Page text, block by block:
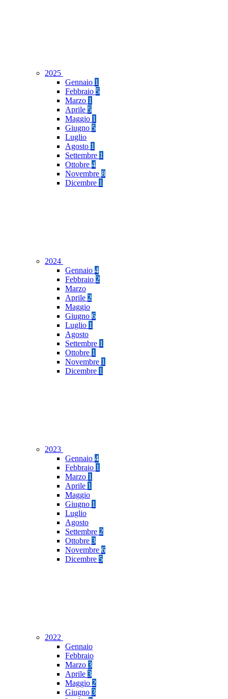
2025
Gennaio 1
Febbraio 5
Marzo 1
Aprile 5
Maggio 1
Giugno 5
Luglio
Agosto 1
Settembre 1
Ottobre 4
Novembre 8
Dicembre 1
2024
Gennaio 4
Febbraio 2
Marzo
Aprile 2
Maggio
Giugno 6
Luglio 1
Agosto
Settembre 1
Ottobre 1
Novembre 1
Dicembre 1
2023
Gennaio 4
Febbraio 1
Marzo 1
Aprile 1
Maggio
Giugno 1
Luglio
Agosto
Settembre 2
Ottobre 3
Novembre 6
Dicembre 5
2022
Gennaio
Febbraio
Marzo 3
Aprile 3
Maggio 2
Giugno 3